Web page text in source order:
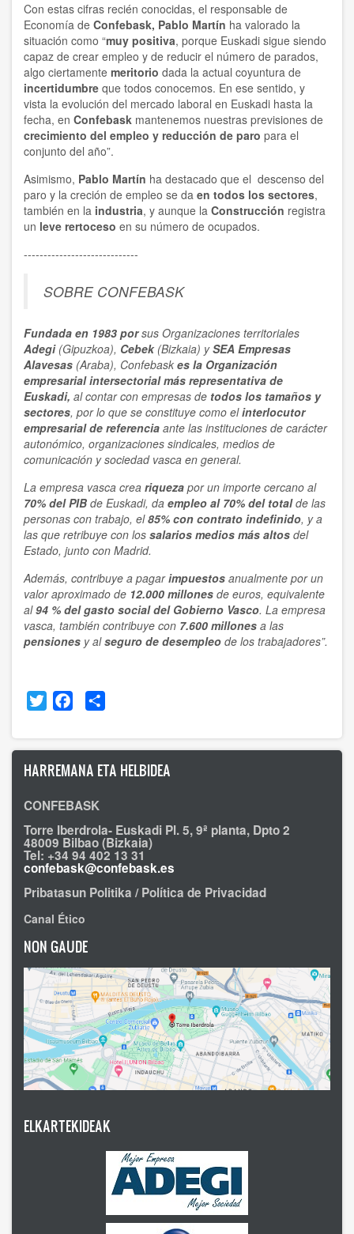
Con estas cifras recién conocidas, el responsable de
Economía de Confebask, Pablo Martín ha valorado la
situación como “muy positiva, porque Euskadi sigue siendo
capaz de crear empleo y de reducir el número de parados,
algo ciertamente meritorio dada la actual coyuntura de
incertidumbre que todos conocemos. En ese sentido, y
vista la evolución del mercado laboral en Euskadi hasta la
fecha, en Confebask mantenemos nuestras previsiones de
crecimiento del empleo y reducción de paro para el
conjunto del año”.
Asimismo, Pablo Martín ha destacado que el descenso del
paro y la creción de empleo se da en todos los sectores,
también en la industria, y aunque la Construcción registra
un leve rertoceso en su número de ocupados.
-----------------------------
SOBRE CONFEBASK
Fundada en 1983 porsus Organizaciones territoriales
Adegi (Gipuzkoa), Cebek(Bizkaia) ySEA Empresas
Alavesas (Araba), Confebask es la Organización
empresarial intersectorial más representativa de
Euskadi, al contar con empresas de todos los tamaños y
sectores, por lo que se constituye como elinterlocutor
empresarial de referencia ante las instituciones de carácter
autonómico, organizaciones sindicales, medios de
comunicación y sociedad vasca en general.
La empresa vasca crea riqueza por un importe cercano al
70% del PIB de Euskadi, da empleo al 70% del totalde las
personas con trabajo, el85% con contrato indefinido, y a
las que retribuye con los salarios medios más altos del
Estado, junto con Madrid.
Además, contribuye a pagarimpuestos anualmente por un
valor aproximado de 12.000 millones de euros, equivalente
al94 % del gasto social del Gobierno Vasco. La empresa
vasca, también contribuye con 7.600 millones a las
pensiones y alseguro de desempleo de los trabajadores”.
Twitter Facebook
HARREMANA ETA HELBIDEA
CONFEBASK
Torre Iberdrola- Euskadi Pl. 5, 9ª planta, Dpto 2
48009 Bilbao (Bizkaia)
Tel: +34 94 402 13 31
confebask@confebask.es
Pribatasun Politika / Política de Privacidad
Canal Ético
NON GAUDE
ELKARTEKIDEAK